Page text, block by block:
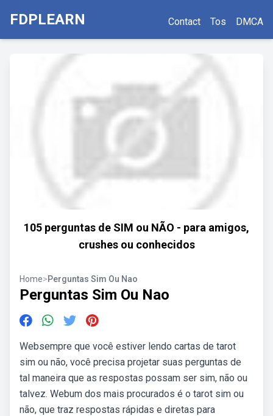
FDPLEARN Contact Tos DMCA
105 perguntas de SIM ou NÃO - para amigos,
crushes ou conhecidos
Home>Perguntas Sim Ou Nao
Perguntas Sim Ou Nao
Websempre que você estiver lendo cartas de tarot
sim ou não, você precisa projetar suas perguntas de
tal maneira que as respostas possam ser sim, não ou
talvez. Webum dos mais procurados é o tarot sim ou
não, que traz respostas rápidas e diretas para